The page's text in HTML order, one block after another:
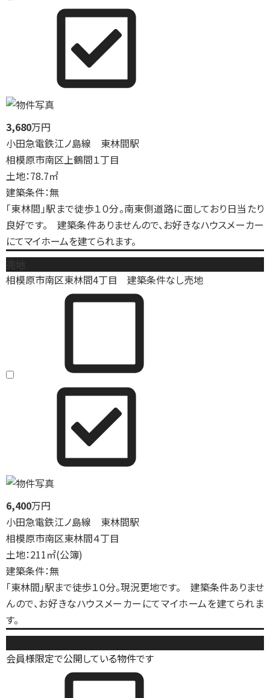
3,680万円
小田急電鉄江ノ島線 東林間駅
相模原市南区上鶴間１丁目
土地：78.7㎡
建築条件：無
「東林間」駅まで徒歩１０分。南東側道路に面しており日当たり
良好です。 建築条件ありませんので、お好きなハウスメーカー
にてマイホームを建てられます。
相模原市南区東林間4丁目 建築条件なし売地
6,400万円
小田急電鉄江ノ島線 東林間駅
相模原市南区東林間４丁目
土地：211㎡(公簿)
建築条件：無
「東林間」駅まで徒歩１０分。現況更地です。 建築条件ありませ
んので、お好きなハウスメーカーにてマイホームを建てられま
す。
会員様限定で公開している物件です